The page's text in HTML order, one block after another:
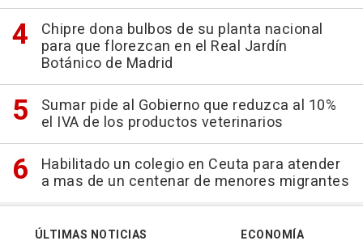
Chipre dona bulbos de su planta nacional
para que florezcan en el Real Jardín
Botánico de Madrid
Sumar pide al Gobierno que reduzca al 10%
el IVA de los productos veterinarios
Habilitado un colegio en Ceuta para atender
a mas de un centenar de menores migrantes
ÚLTIMAS NOTICIAS
ECONOMÍA